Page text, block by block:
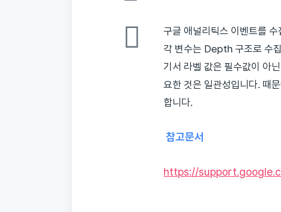
구글 애널리틱스 이벤트를
각 변수는 Depth 구조로 수
기서 라벨 값은 필수값이 아
요한 것은 일관성입니다. 때
합니다.
참고문서
https://